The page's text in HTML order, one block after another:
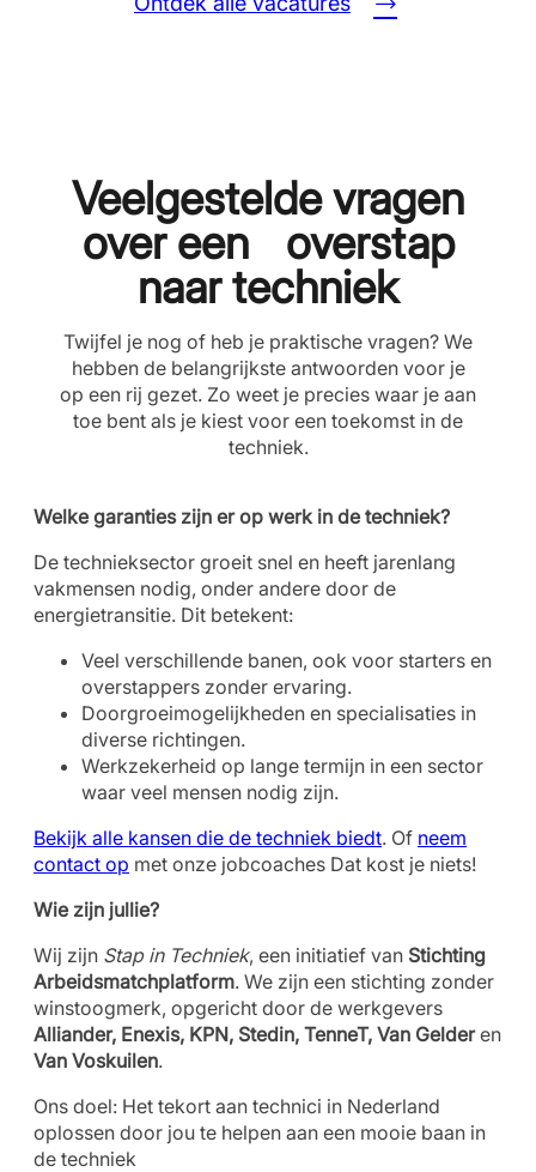
Veelgestelde vragen
over een overstap
naar techniek
Twijfel je nog of heb je praktische vragen? We
hebben de belangrijkste antwoorden voor je
op een rij gezet. Zo weet je precies waar je aan
toe bent als je kiest voor een toekomst in de
techniek.
Welke garanties zijn er op werk in de techniek?
De technieksector groeit snel en heeft jarenlang
vakmensen nodig, onder andere door de
energietransitie. Dit betekent:
Veel verschillende banen, ook voor starters en
overstappers zonder ervaring.
Doorgroeimogelijkheden en specialisaties in
diverse richtingen.
Werkzekerheid op lange termijn in een sector
waar veel mensen nodig zijn.
Bekijk alle kansen die de techniek biedt. Of neem
contact op met onze jobcoaches Dat kost je niets!
Wie zijn jullie?
Wij zijn Stap in Techniek, een initiatief van Stichting
Arbeidsmatchplatform. We zijn een stichting zonder
winstoogmerk, opgericht door de werkgevers
Alliander, Enexis, KPN, Stedin, TenneT, Van Gelderen
Van Voskuilen.
Ons doel: Het tekort aan technici in Nederland
oplossen door jou te helpen aan een mooie baan in
de techniek